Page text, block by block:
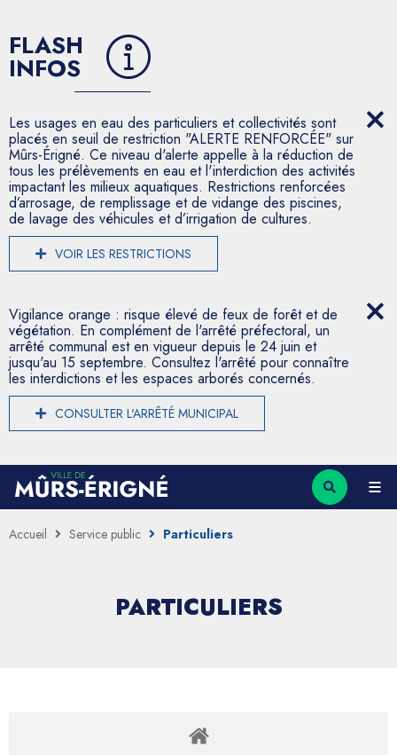
FLASH
INFOS
Les usages en eau des particuliers et collectivités sont
placés en seuil de restriction "ALERTE RENFORCÉE" sur
Mûrs-Érigné. Ce niveau d'alerte appelle à la réduction de
tous les prélèvements en eau et l'interdiction des activités
impactant les milieux aquatiques. Restrictions renforcées
d’arrosage, de remplissage et de vidange des piscines,
de lavage des véhicules et d’irrigation de cultures.
VOIR LES RESTRICTIONS
Vigilance orange : risque élevé de feux de forêt et de
végétation. En complément de l'arrêté préfectoral, un
arrêté communal est en vigueur depuis le 24 juin et
jusqu'au 15 septembre. Consultez l'arrêté pour connaître
les interdictions et les espaces arborés concernés.
CONSULTER L'ARRÊTÉ MUNICIPAL
Accueil Service public Particuliers
PARTICULIERS